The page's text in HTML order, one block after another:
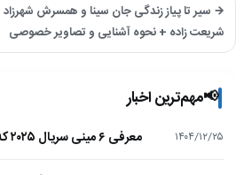
→ سیر تا پیاز زندگی جان سینا و همسرش شهرزاد
شریعت زاده + نحوه آشنایی و تصاویر خصوصی
📢مهم‌ترین اخبار
۱۴۰۴/۱۲/۲۵ معرفی ۶ مینی سریال ۲۰۲۵ که نباید از دست بدهید!